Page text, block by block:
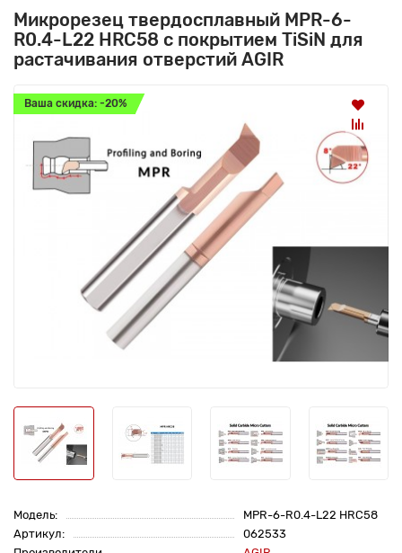
Микрорезец твердосплавный MPR-6-
R0.4-L22 HRC58 с покрытием TiSiN для
растачивания отверстий AGIR
Ваша скидка: -20%
Модель:
MPR-6-R0.4-L22 HRC58
Артикул:
062533